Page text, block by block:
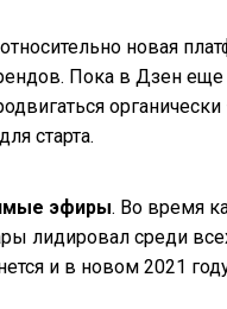
новая
Пока в Дзен еще
органически
старта.
эфиры. Во время
лидировал среди
и в новом 2021